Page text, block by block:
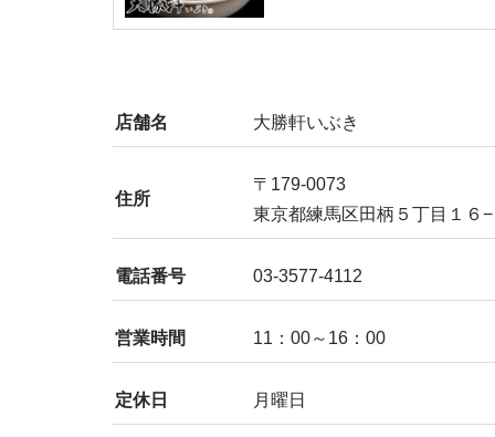
店舗名 大勝軒いぶき
住所
〒179-0073
東京都練馬区田柄５丁目１６
電話番号 03-3577-4112
営業時間 11：00～16：00
定休日 月曜日